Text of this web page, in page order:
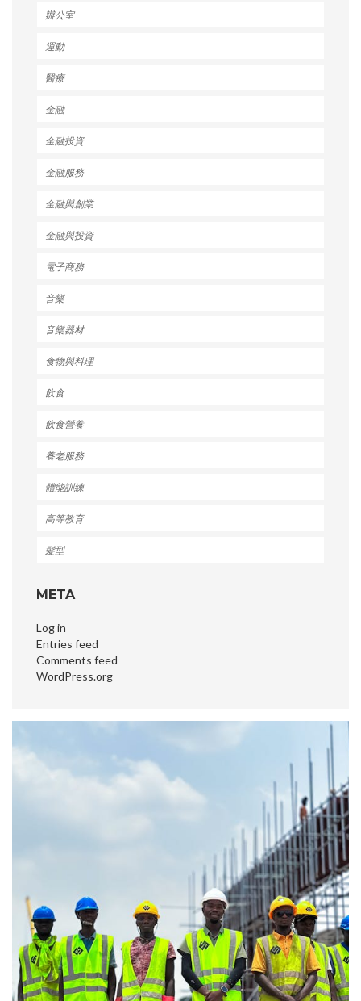
辦公室
運動
醫療
金融
金融投資
金融服務
金融與創業
金融與投資
電子商務
音樂
音樂器材
食物與料理
飲食
飲食營養
養老服務
體能訓練
高等教育
髮型
META
Log in
Entries feed
Comments feed
WordPress.org